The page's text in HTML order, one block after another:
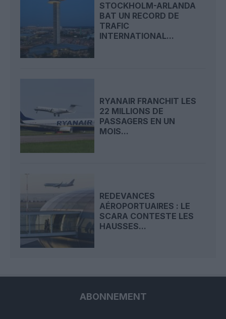
STOCKHOLM-ARLANDA
BAT UN RECORD DE
TRAFIC
INTERNATIONAL...
RYANAIR FRANCHIT LES
22 MILLIONS DE
PASSAGERS EN UN
MOIS...
REDEVANCES
AÉROPORTUAIRES : LE
SCARA CONTESTE LES
HAUSSES...
ABONNEMENT